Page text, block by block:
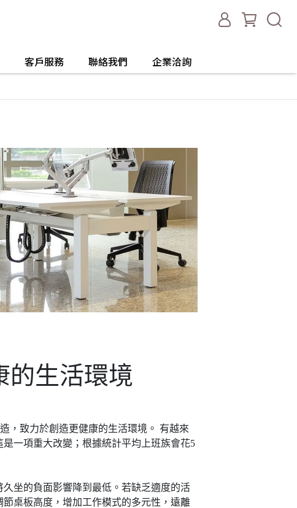
客戶服務 聯絡我們 企業洽詢
的生活環境
，致力於創造更健康的生活環境。 有越來
一項重大改變；根據統計平均上班族會花5
坐的負面影響降到最低。若缺乏適度的活
桌板高度，增加工作模式的多元性，遠離